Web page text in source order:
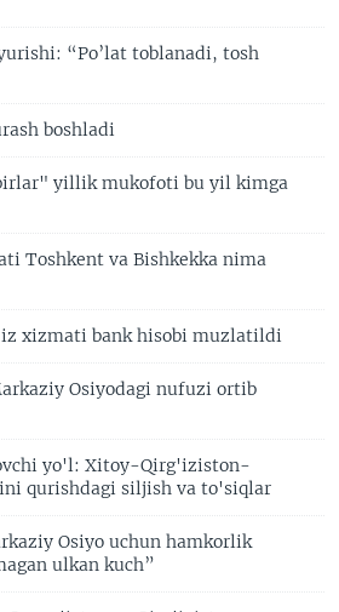
“Po’lat toblanadi, tosh
boshladi
yillik mukofoti bu yil kimga
Toshkent va Bishkekka nima
xizmati bank hisobi muzlatildi
Osiyodagi nufuzi ortib
yo'l: Xitoy-Qirg'iziston-
qurishdagi siljish va to'siqlar
Osiyo uchun hamkorlik
ulkan kuch”